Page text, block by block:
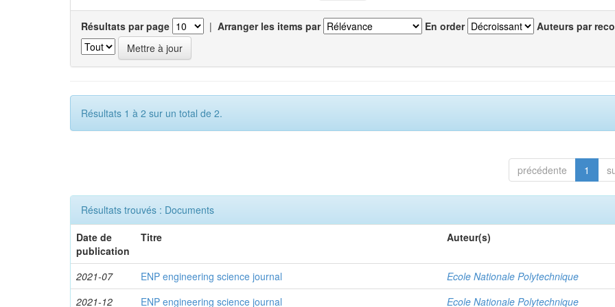
Résultats par page | Arranger les items par En order Auteurs par
Résultats 1 à 2 sur un total de 2.
précédente 1
Résultats trouvés : Documents
Date de
publication
Titre Auteur(s)
2021-07 ENP engineering science journal
Ecole Nationale Polytechnique
2021-12
ENP engineering science journal Ecole Nationale Polytechnique